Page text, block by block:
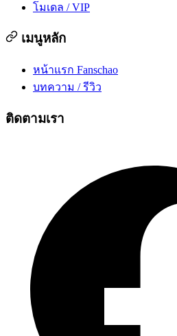
โมเดล / VIP
เมนูหลัก
หน้าแรก Fanschao
บทความ / รีวิว
ติดตามเรา